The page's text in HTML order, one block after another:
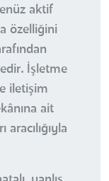
aktif
özelliğini
İşletme
iletişim
ait